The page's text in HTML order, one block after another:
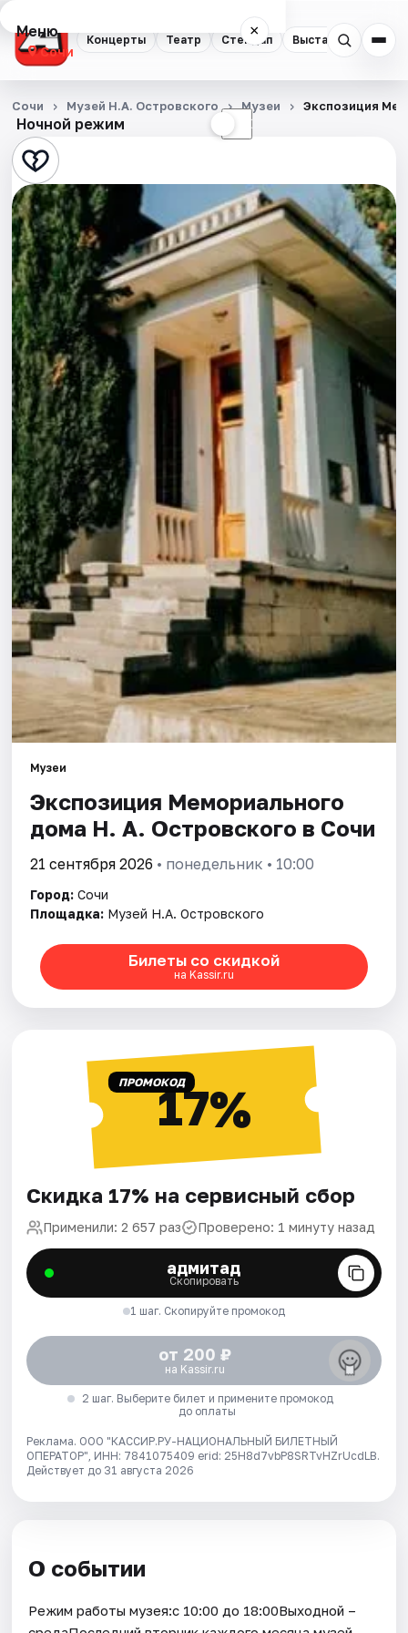
Концерты Театр Стендап Выставки
Меню ×
Сочи
Концерты
Театр
Стендап
Выставки
Квесты
Экскурсии
Спорт
События
Города
Площадки
Артисты
Рейтинги
Ночной режим ☾
Сочи Музей Н.А. Островского Музеи Экспозиция
Музеи
Экспозиция Мемориального
дома Н. А. Островского в Сочи
21 сентября 2026 • понедельник • 10:00
Город: Сочи
Площадка: Музей Н.А. Островского
Билеты со скидкой
на Kassir.ru
ПРОМОКОД17%
Скидка 17% на сервисный сбор
Применили: 2 657 раз Проверено: 1 минуту назад
адмитад
Скопировать
1 шаг. Скопируйте промокод
от 200 ₽
на Kassir.ru
2 шаг. Выберите билет и примените промокод
до оплаты
Реклама. ООО "КАССИР.РУ-НАЦИОНАЛЬНЫЙ БИЛЕТНЫЙ
ОПЕРАТОР", ИНН: 7841075409 erid: 25H8d7vbP8SRTvHZrUcdLB.
Действует до 31 августа 2026
О событии
Режим работы музея:с 10:00 до 18:00Выходной –